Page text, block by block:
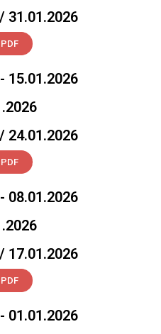
31.01.2026
15.01.2026
24.01.2026
08.01.2026
17.01.2026
01.01.2026